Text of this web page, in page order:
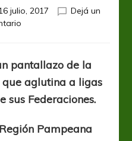
julio, 2017
Dejá un
unión
de
ligas
Región
Pampeana
pantallazo de la
que aglutina a ligas
sus Federaciones.
Pampeana